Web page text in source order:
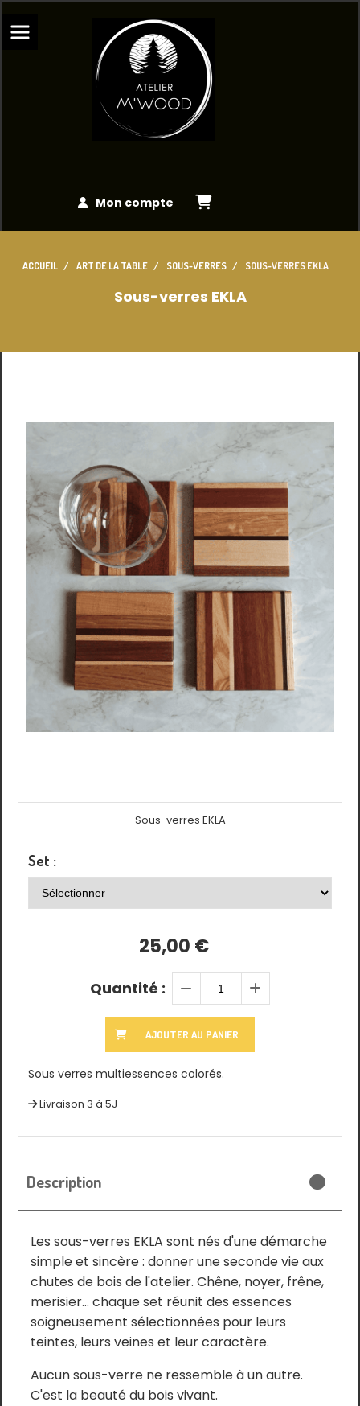
Mon compte
ACCUEIL ART DE LA TABLE SOUS-VERRES SOUS-VERRES EKLA
Sous-verres EKLA
Sous-verres EKLA
Set :
25,00 €
Quantité :
AJOUTER AU PANIER
Sous verres multiessences colorés.
Livraison 3 à 5J
Description
Les sous-verres EKLA sont nés d'une démarche
simple et sincère : donner une seconde vie aux
chutes de bois de l'atelier. Chêne, noyer, frêne,
merisier… chaque set réunit des essences
soigneusement sélectionnées pour leurs
teintes, leurs veines et leur caractère.
Aucun sous-verre ne ressemble à un autre.
C'est la beauté du bois vivant.
Panneau de gestion des cookies